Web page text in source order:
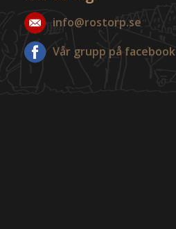
info@rostorp.se
Vår grupp på facebook